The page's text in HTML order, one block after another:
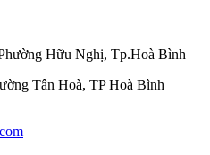
Hữu Nghị, Tp.Hoà Bình
Tân Hoà, TP Hoà Bình